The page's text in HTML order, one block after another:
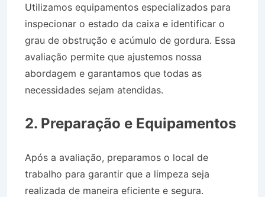
Utilizamos equipamentos especializados para
inspecionar o estado da caixa e identificar o
grau de obstrução e acúmulo de gordura. Essa
avaliação permite que ajustemos nossa
abordagem e garantamos que todas as
necessidades sejam atendidas.
2. Preparação e Equipamentos
Após a avaliação, preparamos o local de
trabalho para garantir que a limpeza seja
realizada de maneira eficiente e segura.